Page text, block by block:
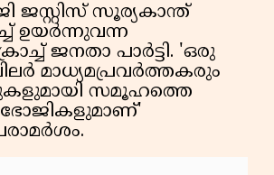
ജസ്റ്റിസ് സൂര്യകാന്ത്
ഉയർന്നുവന്ന
ജനതാ പാർട്ടി. 'ഒരു
മാധ്യമപ്രവർത്തകരും
സമൂഹത്തെ